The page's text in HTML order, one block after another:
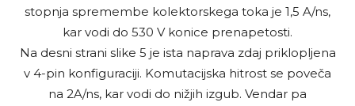
stopnja spremembe kolektorskega toka je 1,5 A/ns,
kar vodi do 530 V konice prenapetosti.
Na desni strani slike 5 je ista naprava zdaj priklopljena
v 4-pin konfiguraciji. Komutacijska hitrost se poveča
na 2A/ns, kar vodi do nižjih izgub. Vendar pa